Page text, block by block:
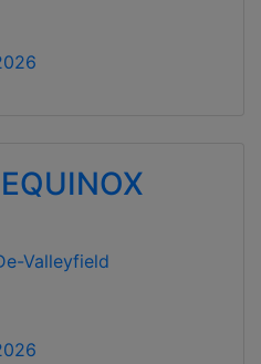
Valleyfield